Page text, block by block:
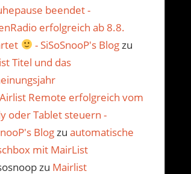
beendet -
erfolgreich ab 8.8.
- SiSoSnooP's Blogzu
Titel und das
Remote erfolgreich vom
oder Tablet steuern -
Blog zuautomatische
mit MairList
zu Mairlist